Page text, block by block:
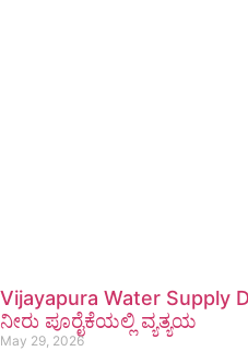
Vijayapura Water Supply
ನೀರು ಪೂರೈಕೆಯಲ್ಲಿ ವ್ಯತ್ಯಯ
May 29, 2026